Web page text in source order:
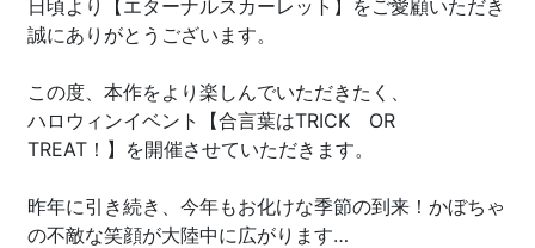
日頃より【エターナルスカーレット】をご愛顧いただき
誠にありがとうございます。
この度、本作をより楽しんでいただきたく、
ハロウィンイベント【合言葉はTRICK OR
TREAT！】を開催させていただきます。
昨年に引き続き、今年もお化けな季節の到来！かぼちゃ
の不敵な笑顔が大陸中に広がります…